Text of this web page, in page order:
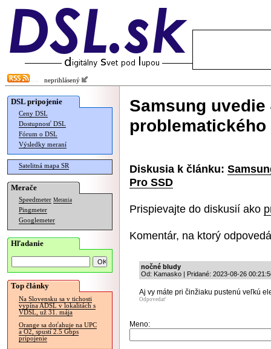
neprihlásený
DSL pripojenie
Ceny DSL
Dostupnosť DSL
Fórum o DSL
Výsledky meraní
Satelitná mapa SR
Merače
Speedmeter Merania
Pingmeter
Googlemeter
Hľadanie
Top články
Na Slovensku sa v tichosti
vypína ADSL v lokalitách s
VDSL, už 31. mája
Orange sa doťahuje na UPC
a O2, spustí 2.5 Gbps
pripojenie
Samsung uvedie
problematického
Diskusia k článku:
Pro SSD
Prispievajte do diskusií ako
Komentár, na ktorý
nočné bludy
Od: Kamasko | Pridané: 2023-08-26
Aj vy máte pri činžiaku pustenú veľkú
Odpovedať
Meno: